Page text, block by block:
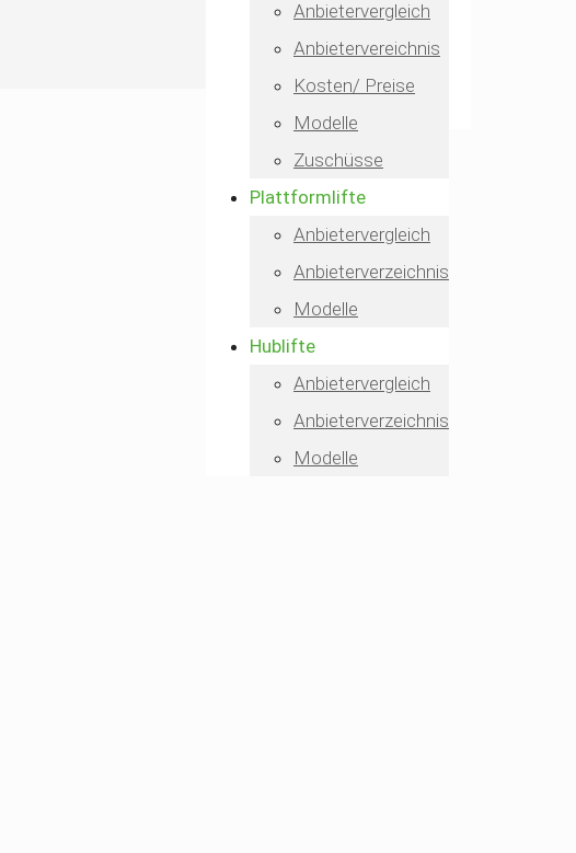
Anbietervergleich
Anbietervereichnis
Kosten/ Preise
Modelle
Zuschüsse
Plattformlifte
Anbietervergleich
Anbieterverzeichnis
Modelle
Hublifte
Anbietervergleich
Anbieterverzeichnis
Modelle